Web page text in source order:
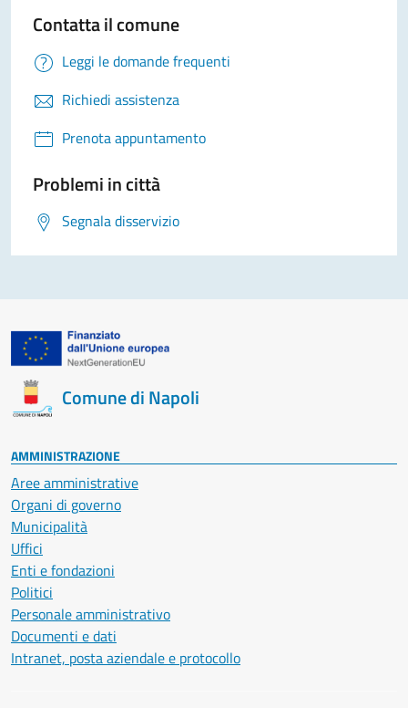
Contatta il comune
Leggi le domande frequenti
Richiedi assistenza
Prenota appuntamento
Problemi in città
Segnala disservizio
Comune di Napoli
AMMINISTRAZIONE
Aree amministrative
Organi di governo
Municipalità
Uffici
Enti e fondazioni
Politici
Personale amministrativo
Documenti e dati
Intranet, posta aziendale e protocollo